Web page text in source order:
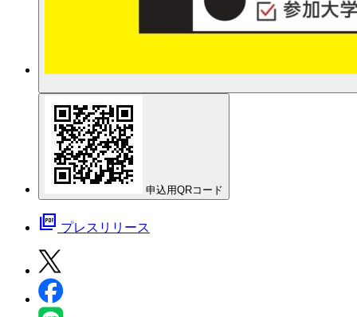
申込用QRコード
picture_as_pdf プレスリリース